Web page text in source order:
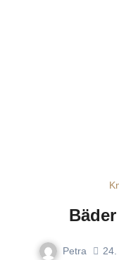
Petra